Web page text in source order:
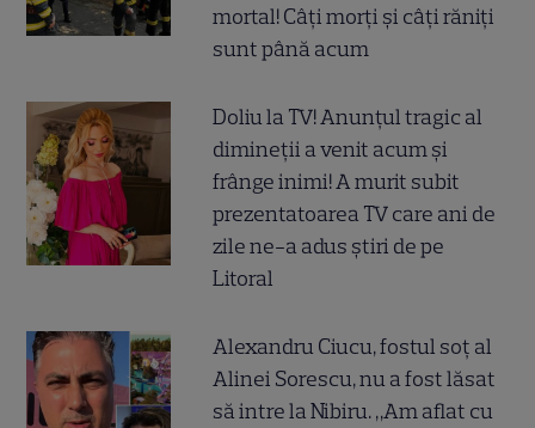
mortal! Câți morți și câți răniți
sunt până acum
Doliu la TV! Anunțul tragic al
dimineții a venit acum și
frânge inimi! A murit subit
prezentatoarea TV care ani de
zile ne-a adus știri de pe
Litoral
Alexandru Ciucu, fostul soț al
Alinei Sorescu, nu a fost lăsat
să intre la Nibiru. „Am aflat cu